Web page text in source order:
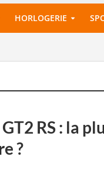
HORLOGERIE
RS : la
?